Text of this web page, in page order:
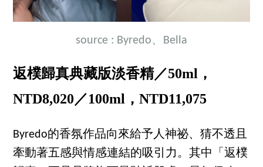
source : Byredo、Bella
返樸歸真典藏版淡香精／50ml，
NTD8,020／100ml，NTD11,075
Byredo的香氛作品向來給予人神祕、猜不透且
牽動著五感與情感連結的吸引力。其中「返樸